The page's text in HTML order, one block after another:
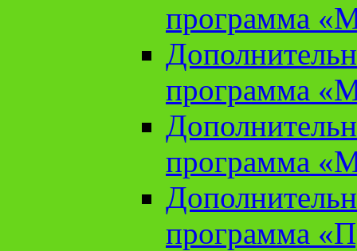
программа
программа
программа
программа